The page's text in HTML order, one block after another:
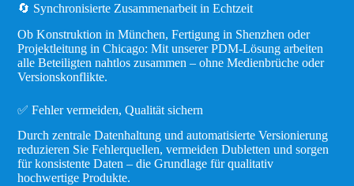
🔄 Synchronisierte Zusammenarbeit in Echtzeit
Ob Konstruktion in München, Fertigung in Shenzhen oder
Projektleitung in Chicago: Mit unserer PDM-Lösung arbeiten
alle Beteiligten nahtlos zusammen – ohne Medienbrüche oder
Versionskonflikte.
✅ Fehler vermeiden, Qualität sichern
Durch zentrale Datenhaltung und automatisierte Versionierung
reduzieren Sie Fehlerquellen, vermeiden Dubletten und sorgen
für konsistente Daten – die Grundlage für qualitativ
hochwertige Produkte.